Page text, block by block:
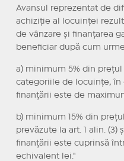
Avansul reprezentat de
achiziție al locuinței
de vânzare și finanțarea
beneficiar după cum
a) minimum 5% din
categoriile de locuințe, în
finanțării este de
b) minimum 15% din
prevăzute la art. 1 alin. (3)
finanțării este cuprinsă
echivalent lei."